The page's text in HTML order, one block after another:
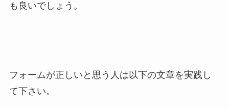
も良いでしょう。
フォームが正しいと思う人は以下の文章を実践し
て下さい。